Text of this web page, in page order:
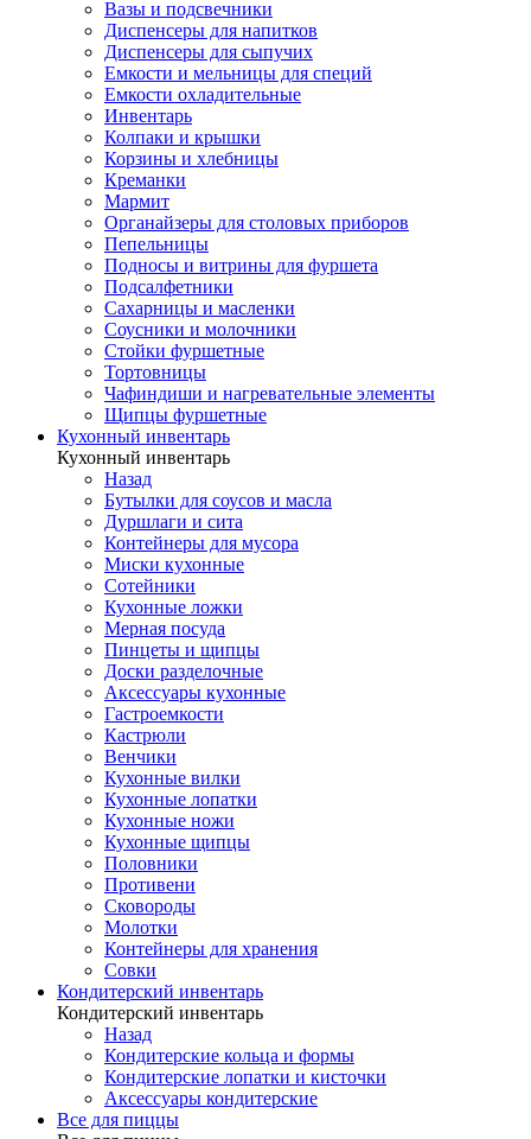
Вазы и подсвечники
Диспенсеры для напитков
Диспенсеры для сыпучих
Емкости и мельницы для специй
Емкости охладительные
Инвентарь
Колпаки и крышки
Корзины и хлебницы
Креманки
Мармит
Органайзеры для столовых приборов
Пепельницы
Подносы и витрины для фуршета
Подсалфетники
Сахарницы и масленки
Соусники и молочники
Стойки фуршетные
Тортовницы
Чафиндиши и нагревательные элементы
Щипцы фуршетные
Кухонный инвентарь
Кухонный инвентарь
Назад
Бутылки для соусов и масла
Дуршлаги и сита
Контейнеры для мусора
Миски кухонные
Сотейники
Кухонные ложки
Мерная посуда
Пинцеты и щипцы
Доски разделочные
Аксессуары кухонные
Гастроемкости
Кастрюли
Венчики
Кухонные вилки
Кухонные лопатки
Кухонные ножи
Кухонные щипцы
Половники
Противени
Сковороды
Молотки
Контейнеры для хранения
Совки
Кондитерский инвентарь
Кондитерский инвентарь
Назад
Кондитерские кольца и формы
Кондитерские лопатки и кисточки
Аксессуары кондитерские
Все для пиццы